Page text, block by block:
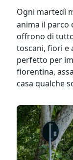
Ogni martedì
anima il parco
offrono di
toscani, fiori e
perfetto per
fiorentina,
casa qualche